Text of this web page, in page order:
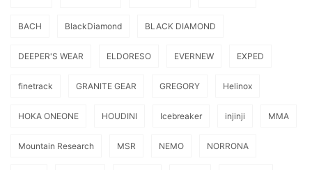
BACH BlackDiamond BLACK DIAMOND
DEEPER'S WEAR ELDORESO EVERNEW EXPED
finetrack GRANITE GEAR GREGORY Helinox
HOKA ONEONE HOUDINI Icebreaker injinji MMA
Mountain Research MSR NEMO NORRONA